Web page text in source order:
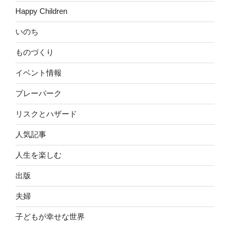
Happy Children
いのち
ものづくり
イベント情報
プレーパーク
リスクとハザード
人気記事
人生を楽しむ
出版
夫婦
子どもが幸せな世界